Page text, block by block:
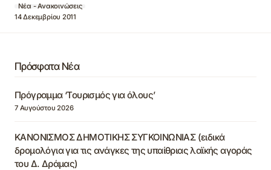
Νέα - Ανακοινώσεις
14 Δεκεμβρίου 2011
Πρόσφατα Νέα
Πρόγραμμα ‘Τουρισμός για όλους’
7 Αυγούστου 2026
ΚΑΝΟΝΙΣΜΟΣ ΔΗΜΟΤΙΚΗΣ ΣΥΓΚΟΙΝΩΝΙΑΣ (ειδικά
δρομολόγια για τις ανάγκες της υπαίθριας λαϊκής αγοράς
του Δ. Δράμας)